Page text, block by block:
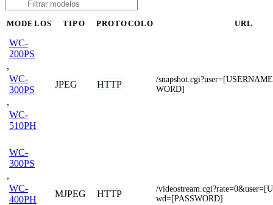
MODELOS TIPO PROTOCOLO URL
WC-
200PS
,
WC-
300PS
,
WC-
510PH
JPEG HTTP
/
WORD]
WC-
300PS
,
WC-
400PH
MJPEG HTTP
/
wd=[PASSWORD]